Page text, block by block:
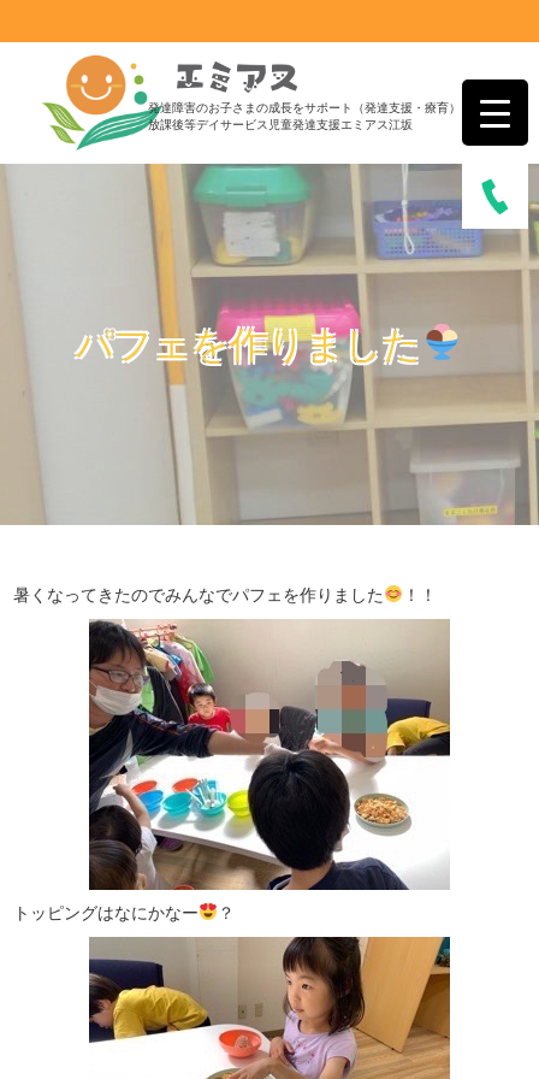
発達障害のお子さまの成長をサポート（発達支援・療育）
放課後等デイサービス児童発達支援エミアス江坂
パフェを作りました
暑くなってきたのでみんなでパフェを作りました ！！
トッピングはなにかなー ？